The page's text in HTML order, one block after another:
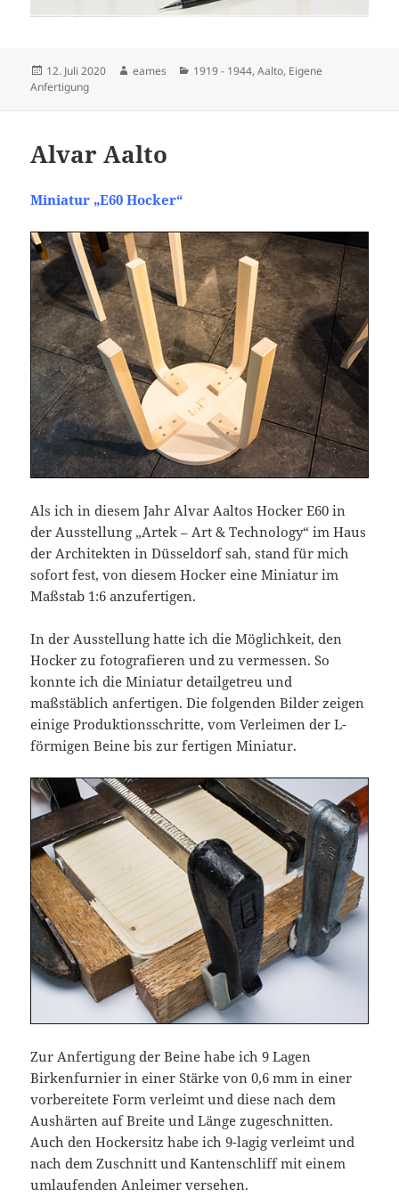
Veröffentlicht
am
12. Juli 2020 Autor
eames Kategorien
1919 - 1944,Aalto, Eigene
Anfertigung
Alvar Aalto
Miniatur „E60 Hocker“
Als ich in diesem Jahr Alvar Aaltos Hocker E60 in
der Ausstellung „Artek – Art & Technology“ im Haus
der Architekten in Düsseldorf sah, stand für mich
sofort fest, von diesem Hocker eine Miniatur im
Maßstab 1:6 anzufertigen.
In der Ausstellung hatte ich die Möglichkeit, den
Hocker zu fotografieren und zu vermessen. So
konnte ich die Miniatur detailgetreu und
maßstäblich anfertigen. Die folgenden Bilder zeigen
einige Produktionsschritte, vom Verleimen der L-
förmigen Beine bis zur fertigen Miniatur.
Zur Anfertigung der Beine habe ich 9 Lagen
Birkenfurnier in einer Stärke von 0,6 mm in einer
vorbereitete Form verleimt und diese nach dem
Aushärten auf Breite und Länge zugeschnitten.
Auch den Hockersitz habe ich 9-lagig verleimt und
nach dem Zuschnitt und Kantenschliff mit einem
umlaufenden Anleimer versehen.